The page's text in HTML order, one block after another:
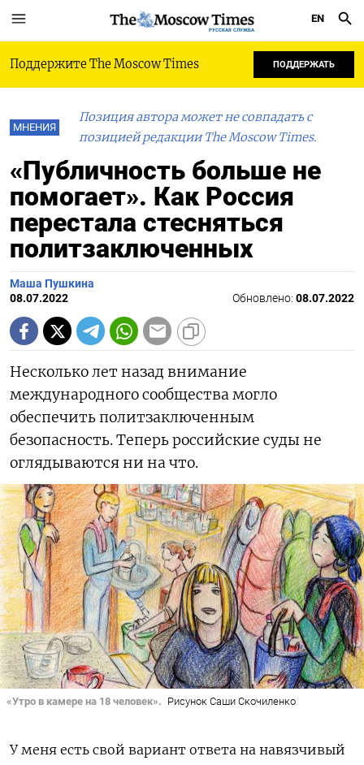
РУССКАЯ СЛУЖБА
EN
Поддержите The Moscow Times ПОДДЕРЖАТЬ
МНЕНИЯ
Позиция автора может не совпадать с
позицией редакции The Moscow Times.
«Публичность больше не
помогает». Как Россия
перестала стесняться
политзаключенных
Маша Пушкина
08.07.2022
Обновлено: 08.07.2022
Несколько лет назад внимание
международного сообщества могло
обеспечить политзаключенным
безопасность. Теперь российские суды не
оглядываются ни на что.
«Утро в камере на 18 человек». Рисунок Саши Скочиленко
У меня есть свой вариант ответа на навязчивый